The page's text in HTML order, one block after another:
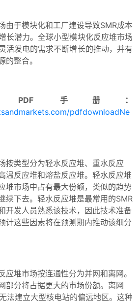
由于模块化和工厂建设导致SMR成本
长潜力。全球小型模块化反应堆市场
活发电的需求不断增长的推动，并有
的整合。
手册：
pdfdownloadNe
按类型分为轻水反应堆、重水反应
温反应堆和熔盐反应堆。轻水反应堆
堆市场中占有最大份额，类似的趋势
续下去。轻水反应堆是最常用的SMR
开发人员熟悉该技术，因此技术准备
计这些因素将在预测期内推动该细分
应堆市场按连通性分为并网和离网。
部分将占据更大的市场份额。离网
法建立大型核电站的偏远地区。这种